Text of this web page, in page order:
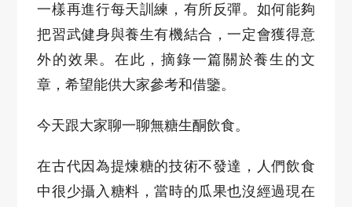
一樣再進行每天訓練，有所反彈。如何能夠
把習武健身與養生有機結合，一定會獲得意
外的效果。在此，摘錄一篇關於養生的文
章，希望能供大家參考和借鑒。
今天跟大家聊一聊無糖生酮飲食。
在古代因為提煉糖的技術不發達，人們飲食
中很少攝入糖料，當時的瓜果也沒經過現在